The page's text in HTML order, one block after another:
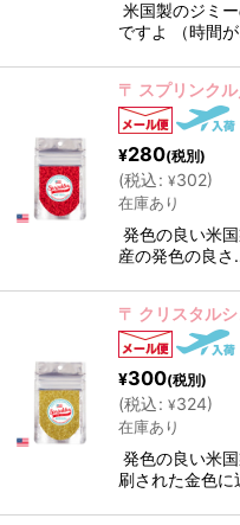
米国製のジミ
ですよ （時間
〒 スプリンク
¥280(税別)
(税込: ¥302)
在庫あり
発色の良い米
産の発色の良
〒 クリスタル
¥300(税別)
(税込: ¥324)
在庫あり
発色の良い米
刷された金色